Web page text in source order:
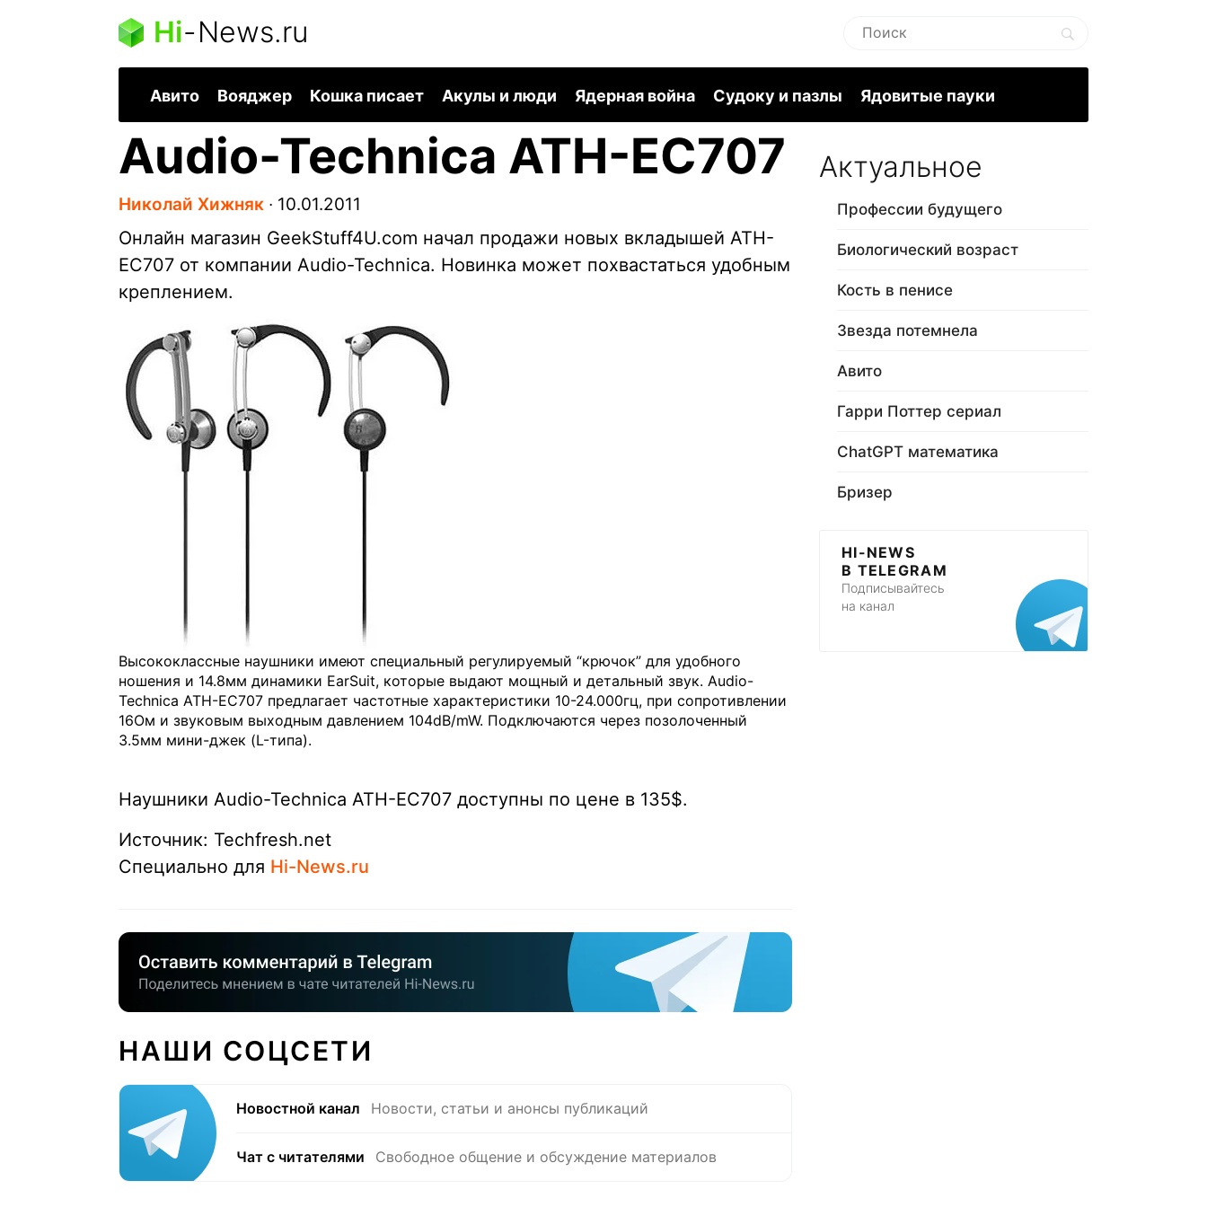
Hi-News.ru
Авито Вояджер Кошка писает Акулы и люди Ядерная война Судоку и пазлы Ядовитые пауки
Audio-Technica ATH-EC707
Николай Хижняк ∙ 10.01.2011
Онлайн магазин GeekStuff4U.com начал продажи новых вкладышей ATH-
EC707 от компании Audio-Technica. Новинка может похвастаться удобным
креплением.
Высококлассные наушники имеют специальный регулируемый “крючок” для удобного
ношения и 14.8мм динамики EarSuit, которые выдают мощный и детальный звук. Audio-
Technica ATH-EC707 предлагает частотные характеристики 10-24.000гц, при сопротивлении
16Ом и звуковым выходным давлением 104dB/mW. Подключаются через позолоченный
3.5мм мини-джек (L-типа).
Наушники Audio-Technica ATH-EC707 доступны по цене в 135$.
Источник: Techfresh.net
Специально для Hi-News.ru
НАШИ СОЦСЕТИ
Новостной канал Новости, статьи и анонсы публикаций
Чат с читателями Свободное общение и обсуждение материалов
Актуальное
Профессии будущего
Биологический возраст
Кость в пенисе
Звезда потемнела
Авито
Гарри Поттер сериал
ChatGPT математика
Бризер
HI-NEWS
В TELEGRAM
Подписывайтесь
на канал